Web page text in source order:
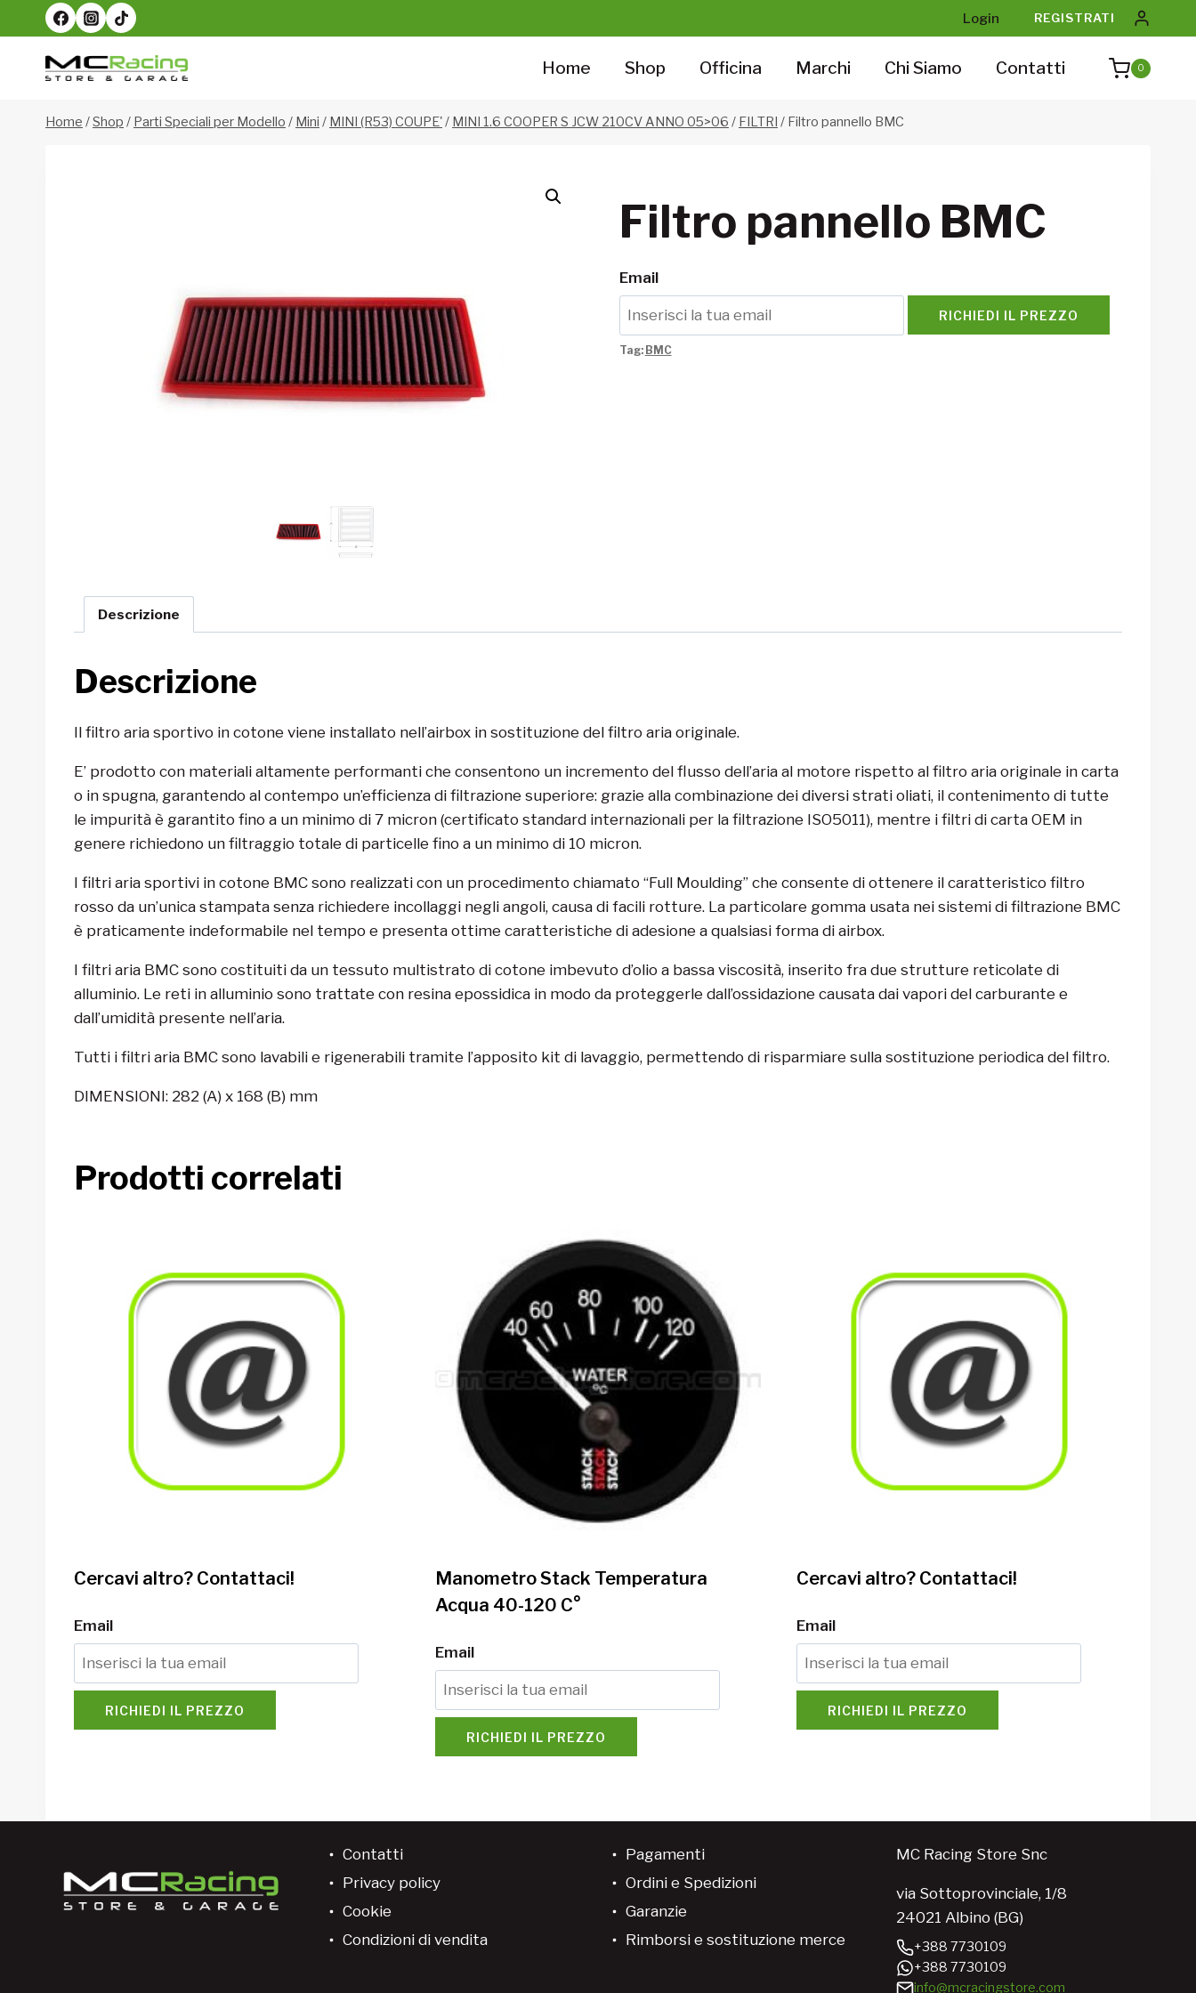
al
contenuto
Login REGISTRATI
Home Shop Officina Marchi Chi Siamo Contatti 0
Home /Shop / Parti Speciali per Modello / Mini / MINI (R53) COUPE'/ MINI 1.6 COOPER S JCW 210CV ANNO 05>06 / FILTRI / Filtro pannello BMC
Filtro pannello BMC
Email
RICHIEDI IL PREZZO
Tag: BMC
Descrizione
Descrizione
Il filtro aria sportivo in cotone viene installato nell’airbox in sostituzione del filtro aria originale.
E’ prodotto con materiali altamente performanti che consentono un incremento del flusso dell’aria al motore rispetto al filtro aria originale in carta
o in spugna, garantendo al contempo un’efficienza di filtrazione superiore: grazie alla combinazione dei diversi strati oliati, il contenimento di tutte
le impurità è garantito fino a un minimo di 7 micron (certificato standard internazionali per la filtrazione ISO5011), mentre i filtri di carta OEM in
genere richiedono un filtraggio totale di particelle fino a un minimo di 10 micron.
I filtri aria sportivi in cotone BMC sono realizzati con un procedimento chiamato “Full Moulding” che consente di ottenere il caratteristico filtro
rosso da un’unica stampata senza richiedere incollaggi negli angoli, causa di facili rotture. La particolare gomma usata nei sistemi di filtrazione BMC
è praticamente indeformabile nel tempo e presenta ottime caratteristiche di adesione a qualsiasi forma di airbox.
I filtri aria BMC sono costituiti da un tessuto multistrato di cotone imbevuto d’olio a bassa viscosità, inserito fra due strutture reticolate di
alluminio. Le reti in alluminio sono trattate con resina epossidica in modo da proteggerle dall’ossidazione causata dai vapori del carburante e
dall’umidità presente nell’aria.
Tutti i filtri aria BMC sono lavabili e rigenerabili tramite l’apposito kit di lavaggio, permettendo di risparmiare sulla sostituzione periodica del filtro.
DIMENSIONI: 282 (A) x 168 (B) mm
Prodotti correlati
Cercavi altro? Contattaci!
Email
RICHIEDI IL PREZZO
Manometro Stack Temperatura
Acqua 40-120 C°
Email
RICHIEDI IL PREZZO
Cercavi altro? Contattaci!
Email
RICHIEDI IL PREZZO
Contatti
Privacy policy
Cookie
Condizioni di vendita
Pagamenti
Ordini e Spedizioni
Garanzie
Rimborsi e sostituzione merce
MC Racing Store Snc
via Sottoprovinciale, 1/8
24021 Albino (BG)
+388 7730109
+388 7730109
info@mcracingstore.com